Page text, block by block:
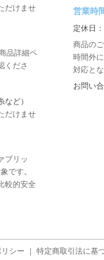
だけませ
品詳細ペ
くださ
ど）
だけませ
ブリッ
です。
較的安全
営業時
定休日
商品の
時間外
対応と
お問い
シー ｜ 特定商取引法に基